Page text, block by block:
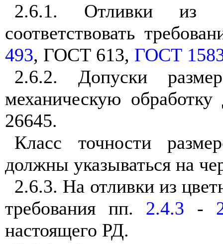
2.6.1. Отливки из
соответствовать
493, ГОСТ 613, ГОСТ
2.6.2. Допуски
механическую
26645.
Класс точности
должны указываться на
2.6.3. На отливки из
требования пп. 2.4.3 -
настоящего РД.